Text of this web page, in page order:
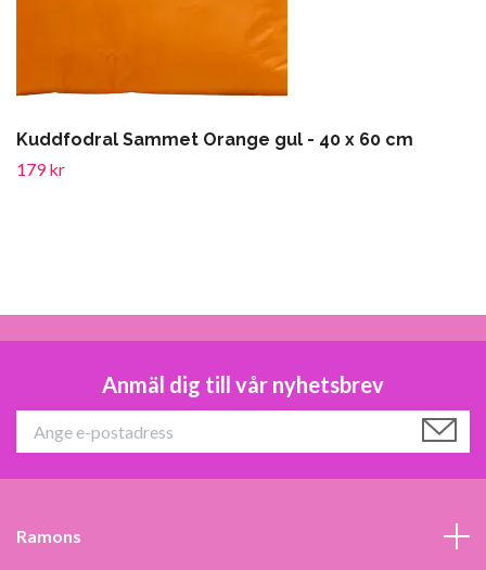
Kuddfodral Sammet Orange gul - 40 x 60 cm
179 kr
Anmäl dig till vår nyhetsbrev
Ramons